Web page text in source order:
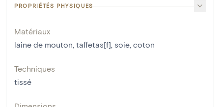
PROPRIÉTÉS PHYSIQUES
Matériaux
laine de mouton, taffetas[f], soie, coton
Techniques
tissé